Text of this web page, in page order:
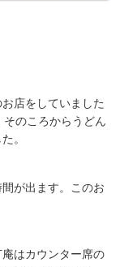
店をしていました
のころからうどん
。
が出ます。このお
はカウンター席の